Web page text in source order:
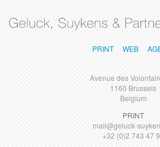
content
PRINT WEB
Avenue des
1160 Brussels
Belgium
PRINT
mail@geluck-
+32 (0)2 743 47